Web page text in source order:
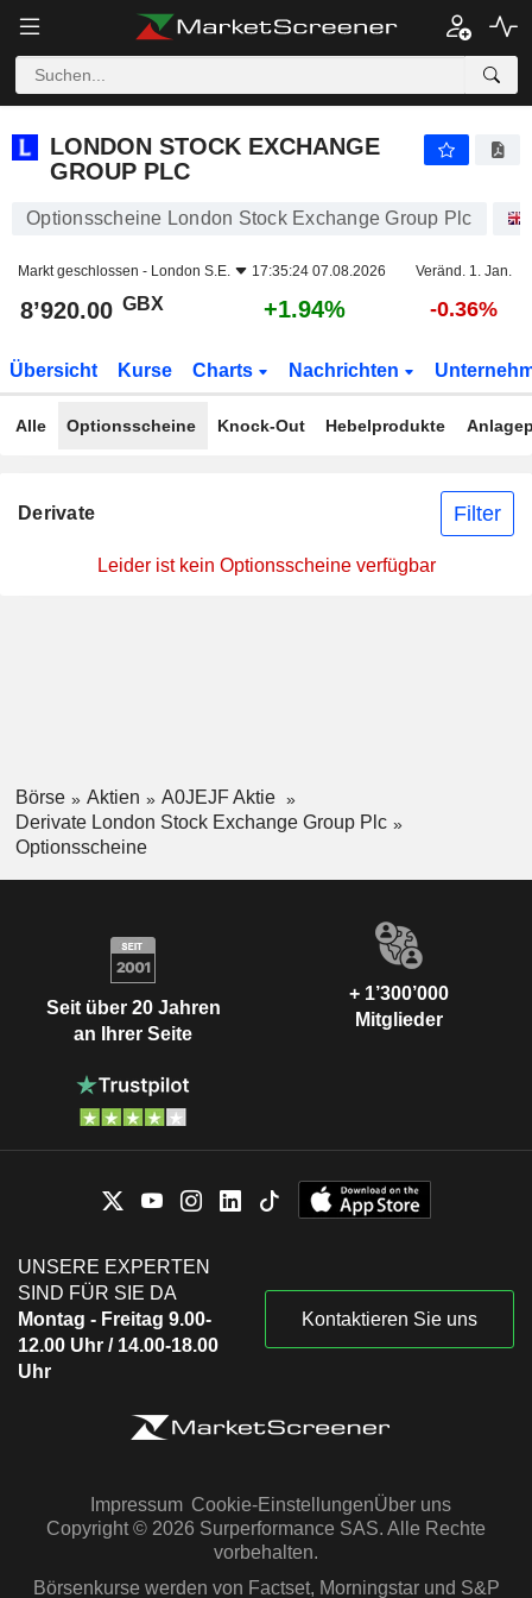
LONDON STOCK EXCHANGE
GROUP PLC
Optionsscheine London Stock Exchange Group Plc
Markt geschlossen - London S.E. 17:35:24 07.08.2026 Veränd. 1. Jan.
8’920.00 GBX +1.94% -0.36%
Übersicht Kurse Charts Nachrichten
Alle Optionsscheine Knock-Out Hebelprodukte
Derivate Filter
Leider ist kein Optionsscheine verfügbar
Börse Aktien
A0JEJF Aktie
Derivate London Stock Exchange Group Plc
Optionsscheine
Seit über 20 Jahren
an Ihrer Seite
+ 1’300’000
Mitglieder
UNSERE EXPERTEN
SIND FÜR SIE DA
Montag - Freitag 9.00-
12.00 Uhr / 14.00-18.00
Uhr
Kontaktieren Sie uns
Impressum Cookie-EinstellungenÜber uns
Copyright © 2026 Surperformance SAS. Alle Rechte
vorbehalten.
Börsenkurse werden von Factset, Morningstar und S&P